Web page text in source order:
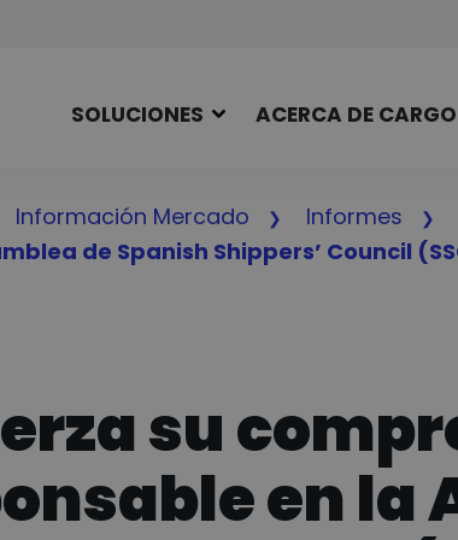
SOLUCIONES ACERCA DE
Información Mercado Informes
de Spanish Shippers’ Council
su
en la